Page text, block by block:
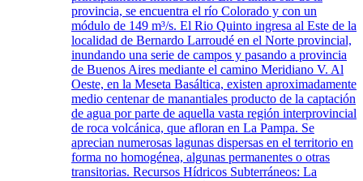
provincia, se encuentra el río Colorado y con un
módulo de 149 m³/s. El Rio Quinto ingresa al Este de la
localidad de Bernardo Larroudé en el Norte provincial,
inundando una serie de campos y pasando a provincia
de Buenos Aires mediante el camino Meridiano V. Al
Oeste, en la Meseta Basáltica, existen aproximadamente
medio centenar de manantiales producto de la captación
de agua por parte de aquella vasta región interprovincial
de roca volcánica, que afloran en La Pampa. Se
aprecian numerosas lagunas dispersas en el territorio en
forma no homogénea, algunas permanentes o otras
transitorias. Recursos Hídricos Subterráneos: La